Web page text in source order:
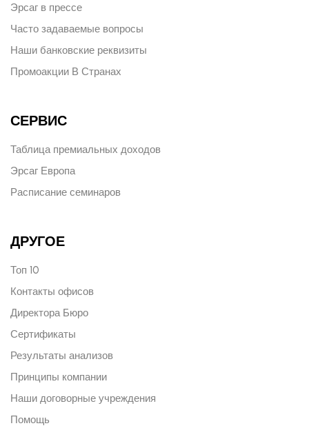
Эрсаг в прессе
Часто задаваемые вопросы
Наши банковские реквизиты
Промоакции В Странах
СЕРВИС
Таблица премиальных доходов
Эрсаг Европа
Расписание семинаров
ДРУГОЕ
Топ 10
Контакты офисов
Директора Бюро
Сертификаты
Результаты анализов
Принципы компании
Наши договорные учреждения
Помощь